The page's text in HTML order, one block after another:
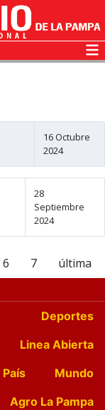
16 Octubre
2024
28
Septiembre
2024
6 7 última
Deportes
Linea Abierta
País
Mundo
Agro La Pampa